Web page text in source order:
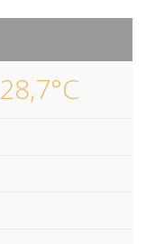
28,7°C